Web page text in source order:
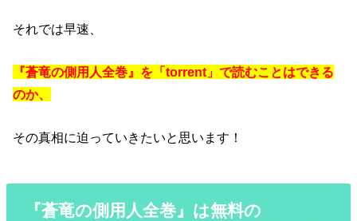
それでは早速、
『蒼竜の側用人全巻』を「torrent」で読むことはできる
のか、
その真相に迫っていきたいと思います！
『蒼竜の側用人全巻』は無料の